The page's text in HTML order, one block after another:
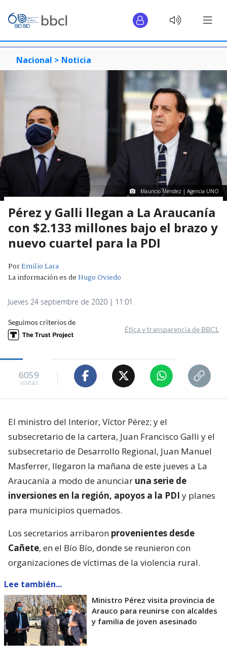
Nacional > Noticia
Mauricio Méndez | Agencia UNO
Pérez y Galli llegan a La Araucanía
con $2.133 millones bajo el brazo y
nuevo cuartel para la PDI
PorEmilio Lara
La información es deHugo Oviedo
Jueves 24 septiembre de 2020 | 11:01
Seguimos criterios de
Ética y transparencia de BBCL
6059
visitas
El ministro del Interior, Víctor Pérez; y el
subsecretario de la cartera, Juan Francisco Galli y el
subsecretario de Desarrollo Regional, Juan Manuel
Masferrer, llegaron la mañana de este jueves a La
Araucanía a modo de anunciar una serie de
inversiones en la región, apoyos a la PDI y planes
para municipios quemados.
Los secretarios arribaron provenientes desde
Cañete, en el Bío Bío, donde se reunieron con
organizaciones de víctimas de la violencia rural.
Lee también...
Ministro Pérez visita provincia de
Arauco para reunirse con alcaldes
y familia de joven asesinado